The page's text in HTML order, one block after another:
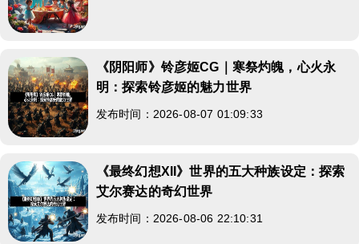
《阴阳师》铃彦姬CG｜寒祭灼魄，心火永
明：探索铃彦姬的魅力世界
发布时间：2026-08-07 01:09:33
《最终幻想XII》世界的五大种族设定：探索
艾尔赛达的奇幻世界
发布时间：2026-08-06 22:10:31